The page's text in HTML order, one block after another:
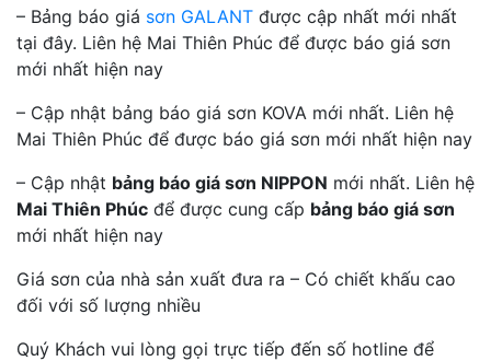
– Bảng báo giá sơn GALANT được cập nhất mới nhất
tại đây. Liên hệ Mai Thiên Phúc để được báo giá sơn
mới nhất hiện nay
– Cập nhật bảng báo giá sơn KOVA mới nhất. Liên hệ
Mai Thiên Phúc để được báo giá sơn mới nhất hiện nay
– Cập nhật bảng báo giá sơn NIPPON mới nhất. Liên hệ
Mai Thiên Phúc để được cung cấp bảng báo giá sơn
mới nhất hiện nay
Giá sơn của nhà sản xuất đưa ra – Có chiết khấu cao
đối với số lượng nhiều
Quý Khách vui lòng gọi trực tiếp đến số hotline để